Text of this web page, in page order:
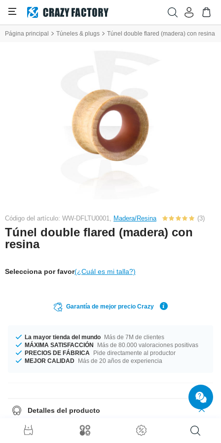
Página principal Túneles & plugs Túnel double flared (madera) con resina
Código del artículo: WW-DFLTU0001, Madera/Resina (3)
Túnel double flared (madera) con
resina
Selecciona por favor(¿Cuál es mi talla?)
Garantía de mejor precio Crazy
La mayor tienda del mundo Más de 7M de clientes
MÁXIMA SATISFACCIÓN
Más de 80.000 valoraciones positivas
PRECIOS DE FÁBRICA
Pide directamente al productor
MEJOR CALIDAD Más de 20 años de experiencia
Detalles del producto
Este túnel hecho de madera es uno de los básicos imprescindibles en
cualquier colección de piercings. Un producto super chulo y natural.